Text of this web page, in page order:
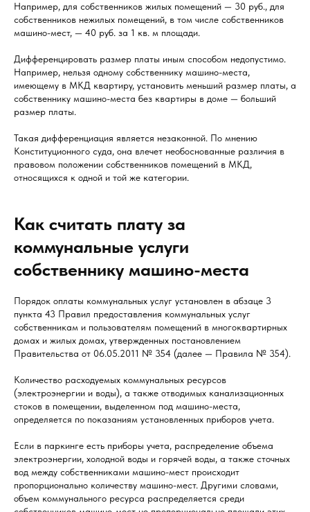
Например, для собственников жилых помещений — 30 руб., для
собственников нежилых помещений, в том числе собственников
машино-мест, — 40 руб. за 1 кв. м площади.
Дифференцировать размер платы иным способом недопустимо.
Например, нельзя одному собственнику машино-места,
имеющему в МКД квартиру, установить меньший размер платы, а
собственнику машино-места без квартиры в доме — больший
размер платы.
Такая дифференциация является незаконной. По мнению
Конституционного суда, она влечет необоснованные различия в
правовом положении собственников помещений в МКД,
относящихся к одной и той же категории.
Как считать плату за
коммунальные услуги
собственнику машино-места
Порядок оплаты коммунальных услуг установлен в абзаце 3
пункта 43 Правил предоставления коммунальных услуг
собственникам и пользователям помещений в многоквартирных
домах и жилых домах, утвержденных постановлением
Правительства от 06.05.2011 № 354 (далее — Правила № 354).
Количество расходуемых коммунальных ресурсов
(электроэнергии и воды), а также отводимых канализационных
стоков в помещении, выделенном под машино-места,
определяется по показаниям установленных приборов учета.
Если в паркинге есть приборы учета, распределение объема
электроэнергии, холодной воды и горячей воды, а также сточных
вод между собственниками машино-мест происходит
пропорционально количеству машино-мест. Другими словами,
объем коммунального ресурса распределяется среди